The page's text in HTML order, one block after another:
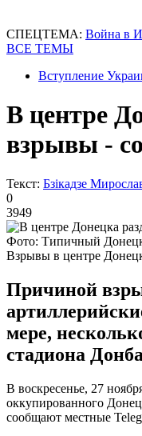
СПЕЦТЕМА: Война в
ВСЕ ТЕМЫ
Вступление
В центре
взрывы -
Текст: Бзікадзе
0
3949
Фото: Типичный
Взрывы в центре
Причиной
мере,
стадиона
В воскресенье, 27
оккупированного
сообщают местные